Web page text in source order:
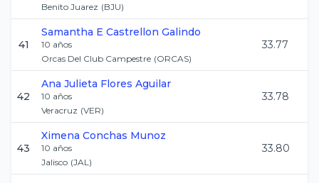
Benito Juarez (BJU)
41
Samantha E Castrellon Galindo
10 años
Orcas Del Club Campestre (ORCAS)
33.77
42
Ana Julieta Flores Aguilar
10 años
Veracruz (VER)
33.78
43
Ximena Conchas Munoz
10 años
Jalisco (JAL)
33.80